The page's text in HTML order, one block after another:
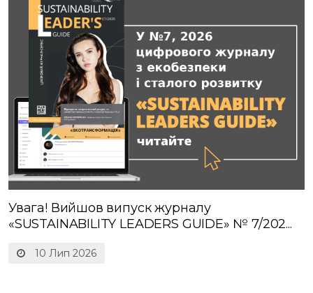
10 Лип 2026
Увага! Вийшов випуск журналу
«SUSTAINABILITY LEADERS GUIDE» № 7/202...